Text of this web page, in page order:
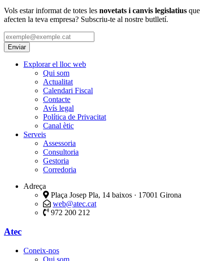
Vols estar informat de totes les novetats i canvis legislatius que
afecten la teva empresa? Subscriu-te al nostre butlletí.
Explorar el lloc web
Qui som
Actualitat
Calendari Fiscal
Contacte
Avís legal
Política de Privacitat
Canal ètic
Serveis
Assessoria
Consultoria
Gestoria
Corredoria
Adreça
Plaça Josep Pla, 14 baixos · 17001 Girona
web@atec.cat
972 200 212
Atec
Coneix-nos
Qui som